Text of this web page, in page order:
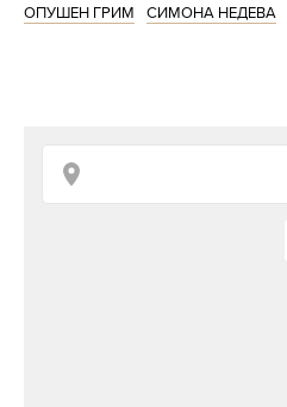
ОПУШЕН ГРИМ
СИМОНА НЕДЕВА